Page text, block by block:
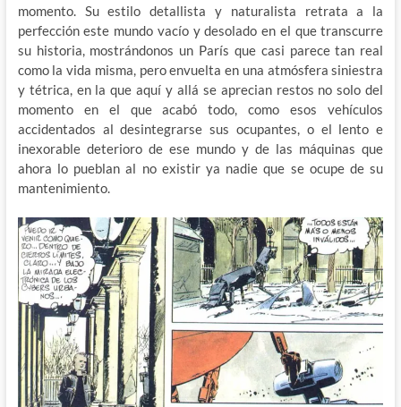
momento. Su estilo detallista y naturalista retrata a la
perfección este mundo vacío y desolado en el que transcurre
su historia, mostrándonos un París que casi parece tan real
como la vida misma, pero envuelta en una atmósfera siniestra
y tétrica, en la que aquí y allá se aprecian restos no solo del
momento en el que acabó todo, como esos vehículos
accidentados al desintegrarse sus ocupantes, o el lento e
inexorable deterioro de ese mundo y de las máquinas que
ahora lo pueblan al no existir ya nadie que se ocupe de su
mantenimiento.